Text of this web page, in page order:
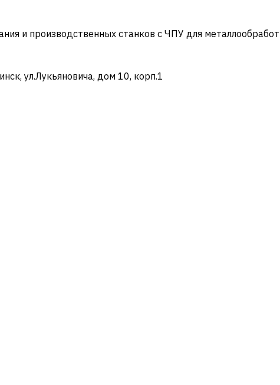
и производственных станков с ЧПУ для
ул.Лукьяновича, дом 10, корп.1